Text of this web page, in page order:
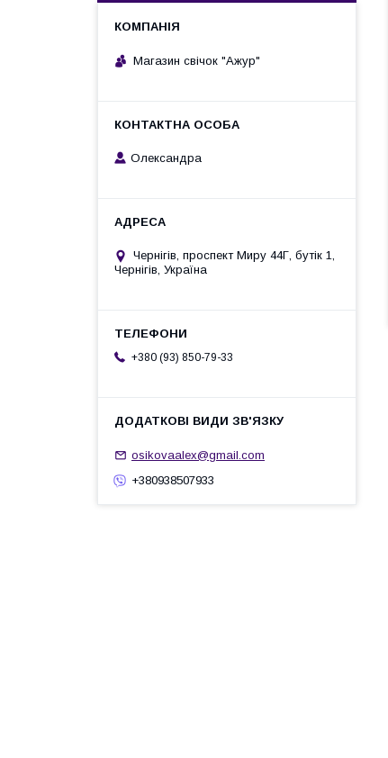
Магазин свічок "Ажур"
Олександра
Чернігів, проспект Миру 44Г, бутік 1,
Чернігів, Україна
+380 (93) 850-79-33
osikovaalex@gmail.com
+380938507933